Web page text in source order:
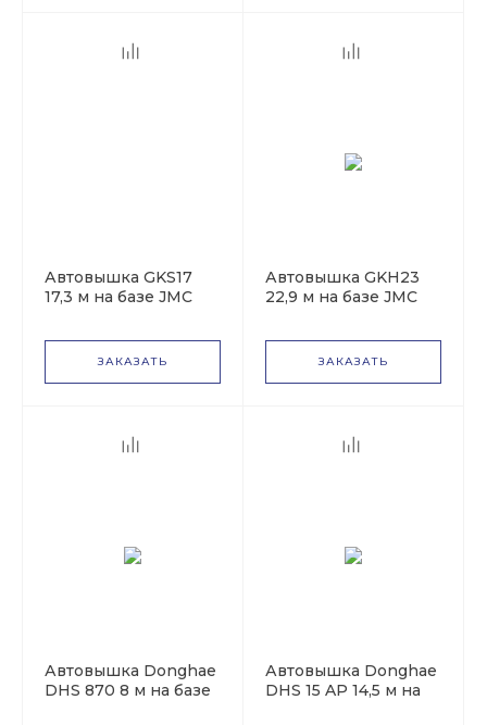
Автовышка GKS17
17,3 м на базе JMC
ЗАКАЗАТЬ
Автовышка GKH23
22,9 м на базе JMC
ЗАКАЗАТЬ
Автовышка Donghae
DHS 870 8 м на базе
Автовышка Donghae
DHS 15 AP 14,5 м на